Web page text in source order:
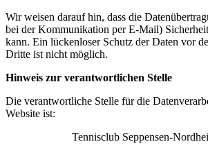
Wir weisen darauf hin, dass die
bei der Kommunikation per E-Mail)
kann. Ein lückenloser Schutz der Daten vor
Dritte ist nicht möglich.
Hinweis zur verantwortlichen Stelle
Die verantwortliche Stelle für die
Website ist:
Tennisclub Seppensen-